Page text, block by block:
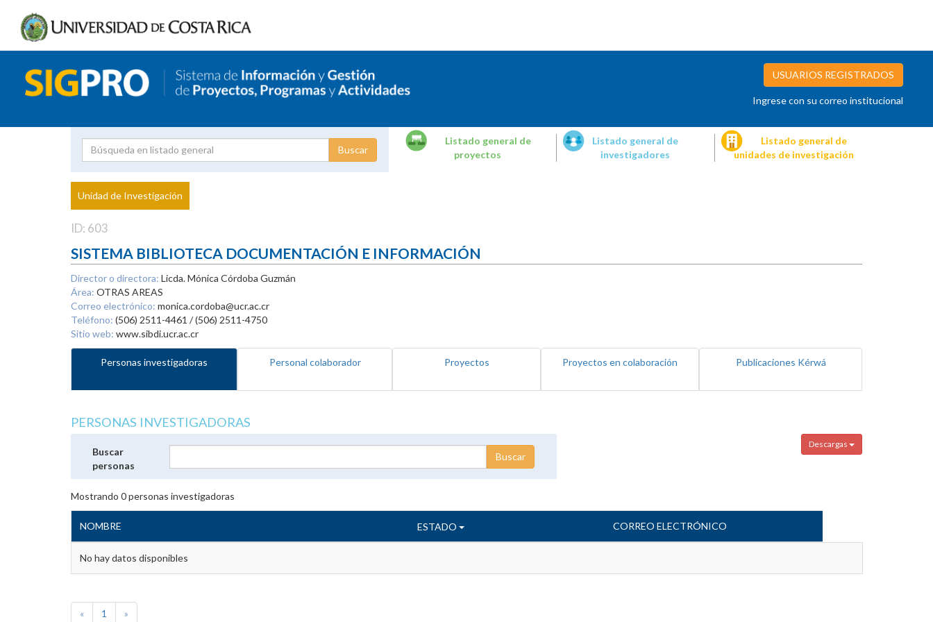
USUARIOS REGISTRADOS
Ingrese con su correo institucional
Proyecto
Investigador
Listado general de
proyectos
Listado general de
investigadores
Listado general de
unidades de investigación
Unidad de Investigación
ID: 603
SISTEMA BIBLIOTECA DOCUMENTACIÓN E INFORMACIÓN
Director o directora: Licda. Mónica Córdoba Guzmán
Área: OTRAS AREAS
Correo electrónico: monica.cordoba@ucr.ac.cr
Teléfono: (506) 2511-4461 / (506) 2511-4750
Sitio web: www.sibdi.ucr.ac.cr
Personas investigadoras Personal colaborador Proyectos Proyectos en colaboración Publicaciones Kérwá
PERSONAS INVESTIGADORAS
Descargas
Buscar
personas
Mostrando 0personas investigadoras
NOMBRE ESTADO CORREO ELECTRÓNICO
No hay datos disponibles
« 1 »